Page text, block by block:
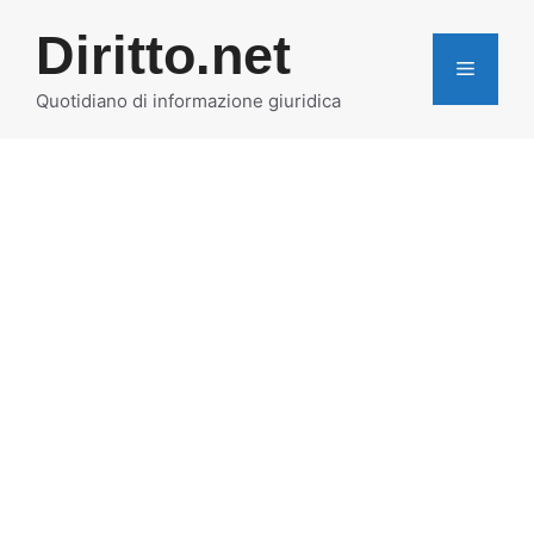
contenuto
Diritto.net
Quotidiano di informazione giuridica
MENU